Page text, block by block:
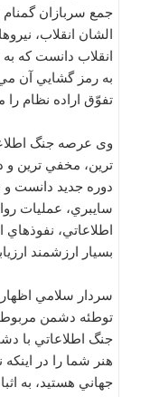
جمع سربازان
الشان انقلاب،
انقلاب دانست كه
به رمز گشايي آن
تفوّق اراده نظام
وی عرصه جنگ
ترين، مخفي ترين
دوره جديد دانست و
سايبري، عمليات
اطلاعاتي،
بسيار ارزشمند
سردار سلامي
توطئه دشمن
جنگ اطلاعاتي با
هنر شما را در
جهاني هستيد، به